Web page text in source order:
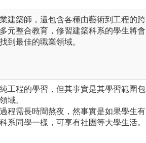
建築師，還包含各種由藝術到工程的跨
元整合教育，修習建築科系的學生將會
到最佳的職業領域。
工程的學習，但其事實是其學習範圍包
域。
程需長時間熬夜，然事實是如果學生有
系同學一樣，可享有社團等大學生活。